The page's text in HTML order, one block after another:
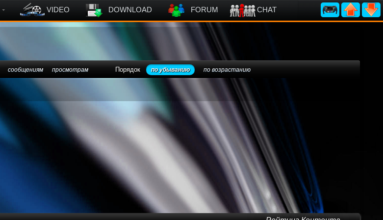
VIDEO DOWNLOAD FORUM CHAT
сообщениям просмотрам Порядок по убыванию по возрастанию